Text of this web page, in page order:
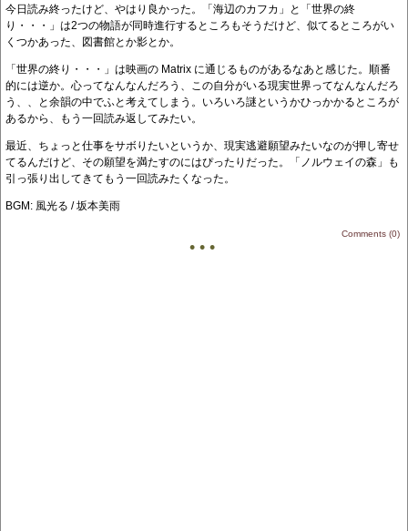
今日読み終ったけど、やはり良かった。「海辺のカフカ」と「世界の終
り・・・」は2つの物語が同時進行するところもそうだけど、似てるところがい
くつかあった、図書館とか影とか。
「世界の終り・・・」は映画の Matrix に通じるものがあるなあと感じた。順番
的には逆か。心ってなんなんだろう、この自分がいる現実世界ってなんなんだろ
う、、と余韻の中でふと考えてしまう。いろいろ謎というかひっかかるところが
あるから、もう一回読み返してみたい。
最近、ちょっと仕事をサボりたいというか、現実逃避願望みたいなのが押し寄せ
てるんだけど、その願望を満たすのにはぴったりだった。「ノルウェイの森」も
引っ張り出してきてもう一回読みたくなった。
BGM: 風光る / 坂本美雨
Comments (0)
• • •